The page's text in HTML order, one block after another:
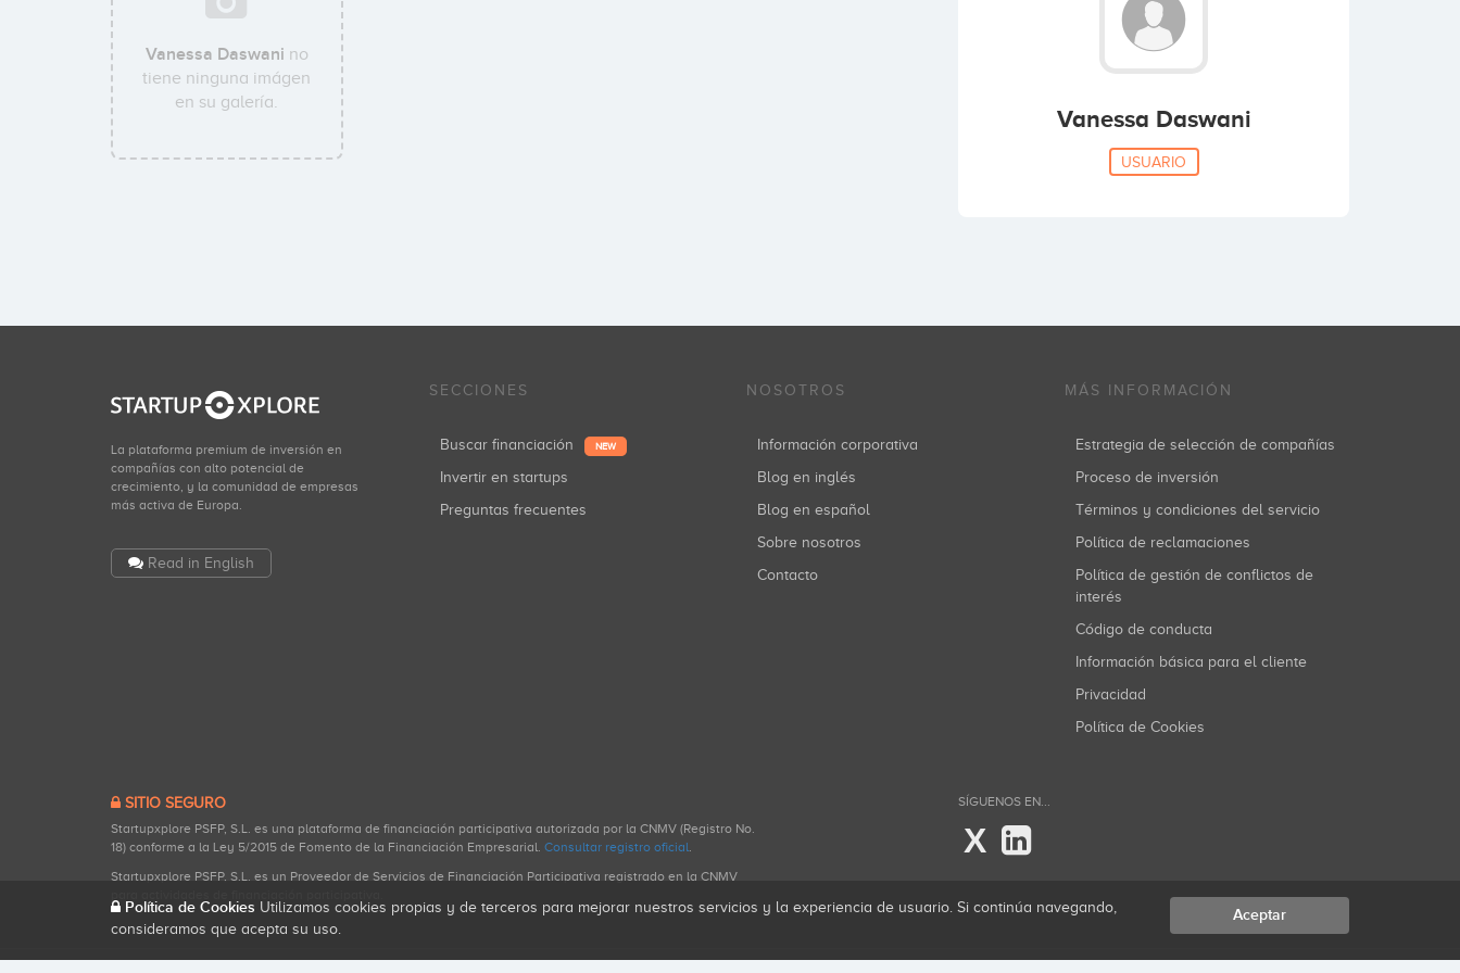
Vanessa Daswani no
tiene ninguna imágen
en su galería.
Vanessa Daswani
USUARIO
La plataforma premium de inversión en
compañías con alto potencial de
crecimiento, y la comunidad de empresas
más activa de Europa.
Read in English
SECCIONES
Buscar financiación NEW
Invertir en startups
Preguntas frecuentes
NOSOTROS
Información corporativa
Blog en inglés
Blog en español
Sobre nosotros
Contacto
MÁS INFORMACIÓN
Estrategia de selección de compañías
Proceso de inversión
Términos y condiciones del servicio
Política de reclamaciones
Política de gestión de conflictos de
interés
Código de conducta
Información básica para el cliente
Privacidad
Política de Cookies
SITIO SEGURO
Startupxplore PSFP, S.L. es una plataforma de financiación participativa autorizada por la CNMV (Registro No.
18) conforme a la Ley 5/2015 de Fomento de la Financiación Empresarial. Consultar registro oficial.
Startupxplore PSFP, S.L. es un Proveedor de Servicios de Financiación Participativa registrado en la CNMV
SÍGUENOS EN...
X
Política de Cookies Utilizamos cookies propias y de terceros para mejorar nuestros servicios y la experiencia de usuario. Si continúa navegando,
consideramos que acepta su uso.
Aceptar